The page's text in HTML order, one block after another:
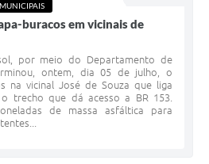
buracos em vicinais de
por meio do Departamento de
ontem, dia 05 de julho, o
na vicinal José de Souza que liga
trecho que dá acesso a BR 153.
de massa asfáltica para